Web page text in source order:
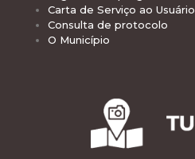
Carta de Serviço ao Usuário
Consulta de protocolo
O Município